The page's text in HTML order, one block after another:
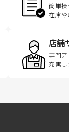
簡単
在庫や
店舗
専門ア
充実し